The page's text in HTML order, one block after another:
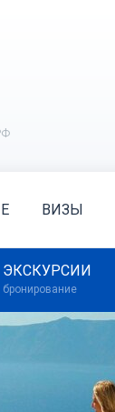
ВИЗЫ
ЭКСКУРСИИ
бронирование